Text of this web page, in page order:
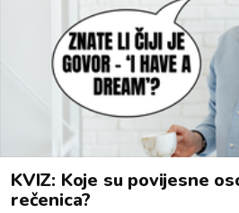
KVIZ: Koje su povijesne
rečenica?